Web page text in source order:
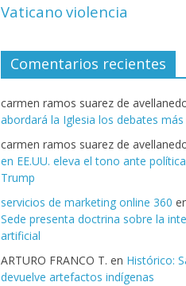
Vaticano violencia
Comentarios recientes
carmen ramos suarez de
abordará la Iglesia los debates más
carmen ramos suarez de
en EE.UU. eleva el tono ante
Trump
servicios de marketing online 360
Sede presenta doctrina sobre la
artificial
ARTURO FRANCO T. en Histórico:
devuelve artefactos indígenas